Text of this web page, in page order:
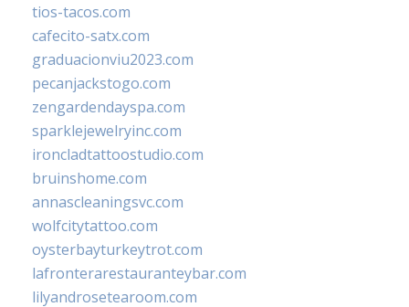
tios-tacos.com
cafecito-satx.com
graduacionviu2023.com
pecanjackstogo.com
zengardendayspa.com
sparklejewelryinc.com
ironcladtattoostudio.com
bruinshome.com
annascleaningsvc.com
wolfcitytattoo.com
oysterbayturkeytrot.com
lafronterarestauranteybar.com
lilyandrosetearoom.com